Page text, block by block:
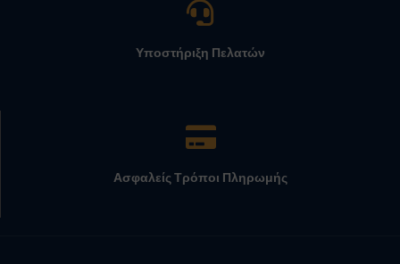
Υποστήριξη Πελατών
Ασφαλείς Τρόποι Πληρωμής